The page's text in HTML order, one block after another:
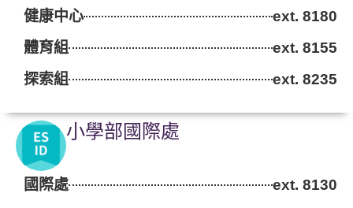
健康中心
ext. 8180
體育組
ext. 8155
探索組
ext. 8235
小學部國際處
國際處 ext. 8130